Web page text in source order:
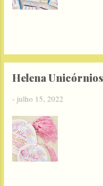
Helena Unicórnios
- julho 15, 2022